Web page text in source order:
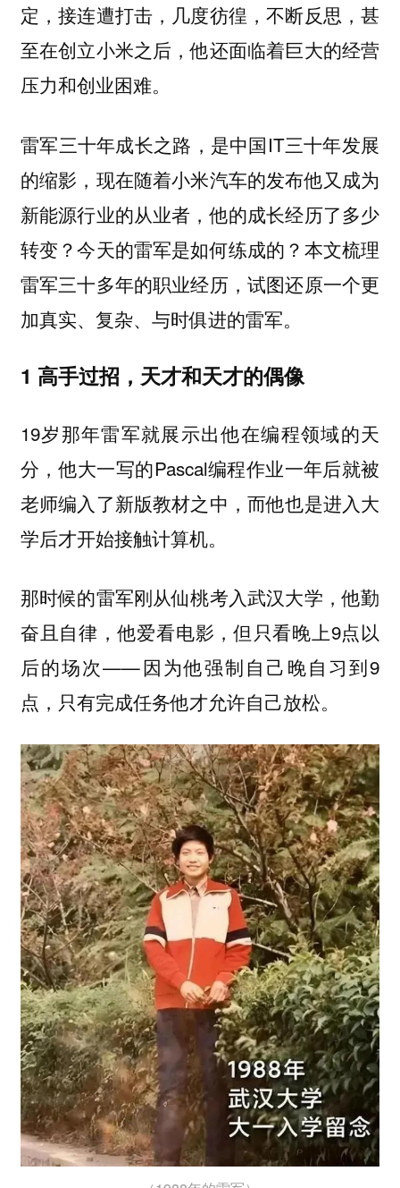
定，接连遭打击，几度彷徨，不断反思，甚
至在创立小米之后，他还面临着巨大的经营
压力和创业困难。
雷军三十年成长之路，是中国IT三十年发展
的缩影，现在随着小米汽车的发布他又成为
新能源行业的从业者，他的成长经历了多少
转变？今天的雷军是如何练成的？本文梳理
雷军三十多年的职业经历，试图还原一个更
加真实、复杂、与时俱进的雷军。
1 高手过招，天才和天才的偶像
19岁那年雷军就展示出他在编程领域的天
分，他大一写的Pascal编程作业一年后就被
老师编入了新版教材之中，而他也是进入大
学后才开始接触计算机。
那时候的雷军刚从仙桃考入武汉大学，他勤
奋且自律，他爱看电影，但只看晚上9点以
后的场次——因为他强制自己晚自习到9
点，只有完成任务他才允许自己放松。